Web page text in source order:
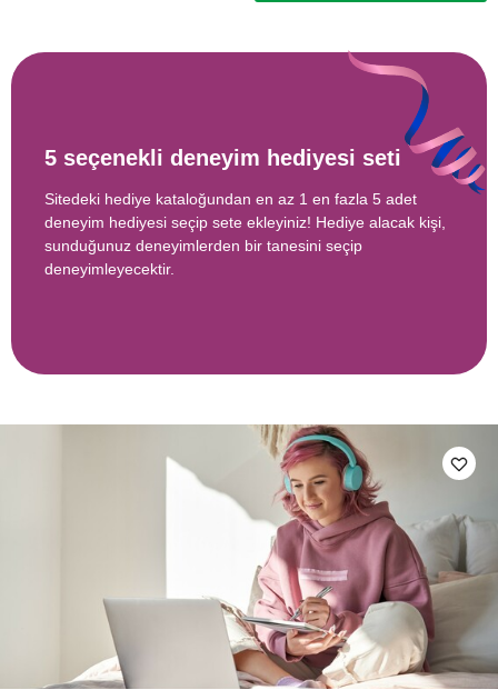
5 seçenekli deneyim hediyesi seti
Sitedeki hediye kataloğundan en az 1 en fazla 5 adet
deneyim hediyesi seçip sete ekleyiniz! Hediye alacak kişi,
sunduğunuz deneyimlerden bir tanesini seçip
deneyimleyecektir.